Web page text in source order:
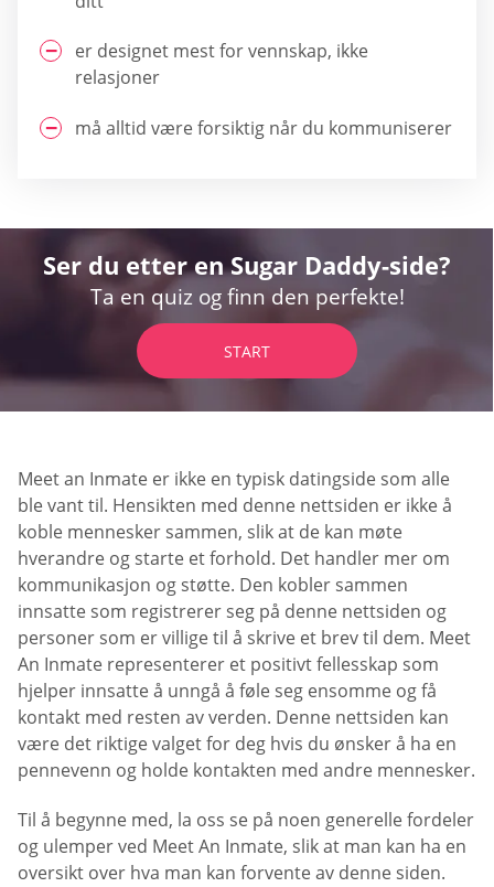
er designet mest for vennskap, ikke
relasjoner
må alltid være forsiktig når du kommuniserer
Ser du etter en Sugar Daddy-side?
Ta en quiz og finn den perfekte!
START
Meet an Inmate er ikke en typisk datingside som alle
ble vant til. Hensikten med denne nettsiden er ikke å
koble mennesker sammen, slik at de kan møte
hverandre og starte et forhold. Det handler mer om
kommunikasjon og støtte. Den kobler sammen
innsatte som registrerer seg på denne nettsiden og
personer som er villige til å skrive et brev til dem. Meet
An Inmate representerer et positivt fellesskap som
hjelper innsatte å unngå å føle seg ensomme og få
kontakt med resten av verden. Denne nettsiden kan
være det riktige valget for deg hvis du ønsker å ha en
pennevenn og holde kontakten med andre mennesker.
Til å begynne med, la oss se på noen generelle fordeler
og ulemper ved Meet An Inmate, slik at man kan ha en
oversikt over hva man kan forvente av denne siden.